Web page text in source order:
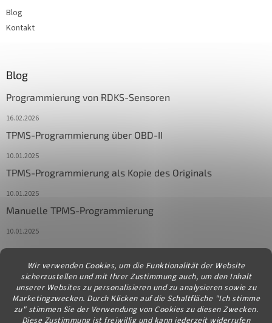
Wir verwenden Cookies, um die Funktionalität der Website
sicherzustellen und mit Ihrer Zustimmung auch, um den Inhalt
unserer Websites zu personalisieren und zu analysieren sowie zu
Marketingzwecken. Durch Klicken auf die Schaltfläche "Ich stimme
zu" stimmen Sie der Verwendung von Cookies zu diesen Zwecken.
Diese Zustimmung ist freiwillig und kann jederzeit widerrufen
Blog
Kontakt
Blog
Programmierung von RDKS-Sensoren
16.02.2026
TPMS-Programmierung über OBD-II
10.01.2025
TPMS-Programmierung als Kopie des Originals
10.01.2025
Manuelle TPMS-Programmierung
10.01.2025
Kontakt
info@diagstore.at